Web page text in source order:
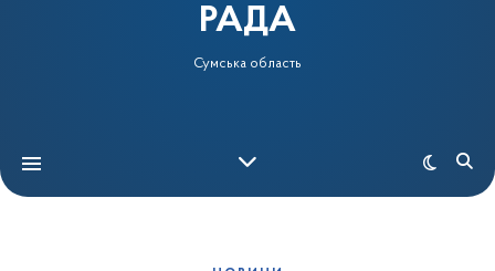
РАДА
Сумська область